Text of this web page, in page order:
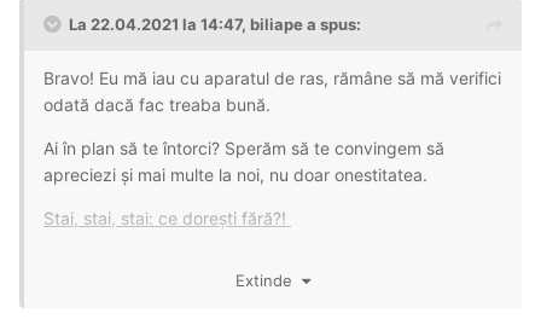
La 22.04.2021 la 14:47, biliapea spus:
Bravo! Eu mă iau cu aparatul de ras, rămâne să mă verifici
odată dacă fac treaba bună.
Ai în plan să te întorci? Sperăm să te convingem să
apreciezi și mai multe la noi, nu doar onestitatea.
Stai, stai, stai: ce dorești fără?!
Extinde